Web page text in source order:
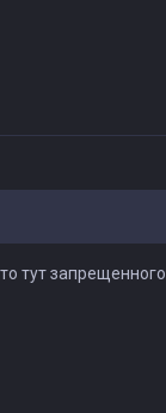
тут запрещенного